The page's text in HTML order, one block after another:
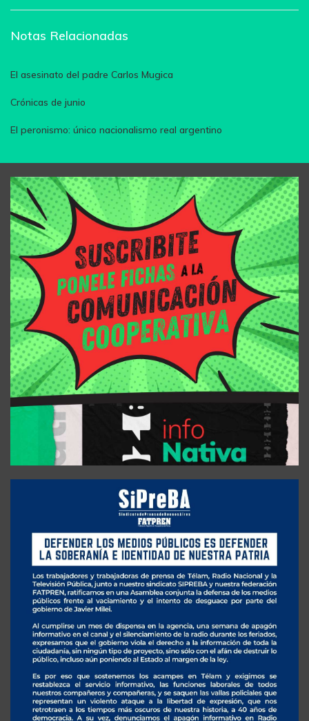
Notas Relacionadas
El asesinato del padre Carlos Mugica
Crónicas de junio
El peronismo: único nacionalismo real argentino